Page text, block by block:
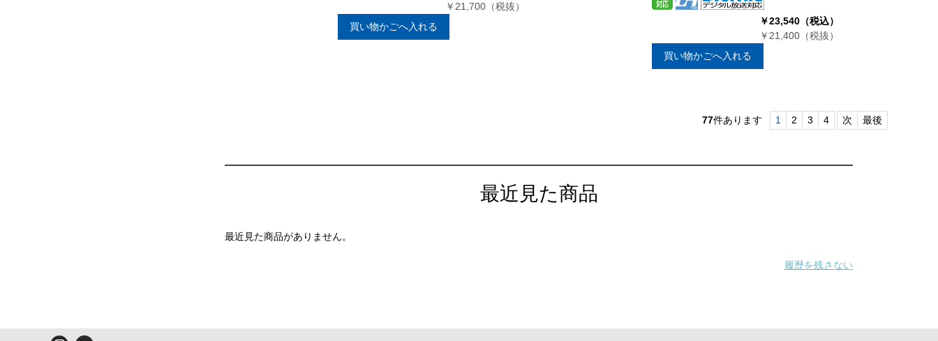
￥21,700（税抜）
買い物かごへ入れる
￥23,540（税込）
￥21,400（税抜）
買い物かごへ入れる
77件あります 1 2 3 4 次 最後
最近見た商品
最近見た商品がありません。
履歴を残さない